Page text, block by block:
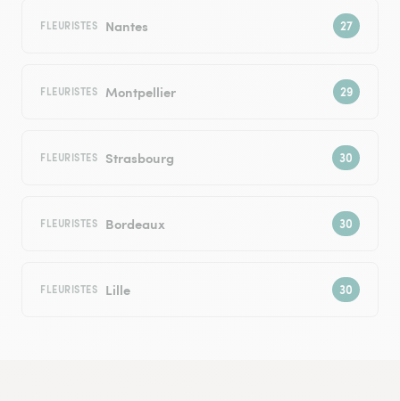
FLEURISTES Nantes
FLEURISTES Montpellier
FLEURISTES Strasbourg
FLEURISTES Bordeaux
FLEURISTES Lille